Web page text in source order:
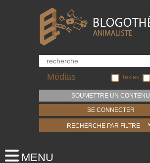
Médias Textes
SOUMETTRE UN CONTENU
SE CONNECTER
RECHERCHE PAR FILTRE